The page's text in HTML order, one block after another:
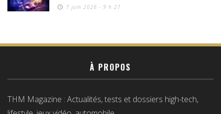
7 juin 2026 - 9 h 27
À PROPOS
THM Magazine : Actualités, tests et dossiers high-tech,